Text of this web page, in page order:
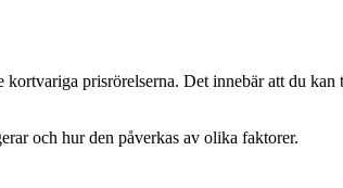
prisrörelserna. Det innebär att du kan
och hur den påverkas av olika faktorer.